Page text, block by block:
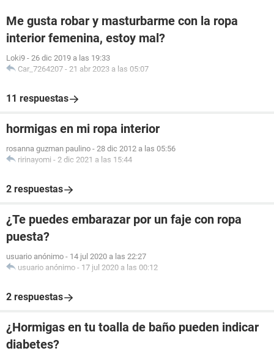
Me gusta robar y masturbarme con la ropa
interior femenina, estoy mal?
Loki9 - 26 dic 2019 a las 19:33
Car_7264207 - 21 abr 2023 a las 05:07
11 respuestas
hormigas en mi ropa interior
rosanna guzman paulino - 28 dic 2012 a las 05:56
ririnayomi - 2 dic 2021 a las 15:44
2 respuestas
¿Te puedes embarazar por un faje con ropa
puesta?
usuario anónimo - 14 jul 2020 a las 22:27
usuario anónimo - 17 jul 2020 a las 00:12
2 respuestas
¿Hormigas en tu toalla de baño pueden indicar
diabetes?